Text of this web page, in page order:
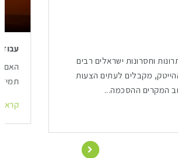
בהייטק
בהייטק יתרונות וחסרונות ישראלים רבים
ההייטק, מקבלים לעתים הצעות
ברוב המקרים ההסכמה...